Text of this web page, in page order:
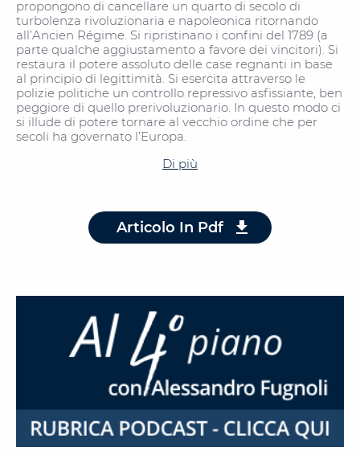
propongono di cancellare un quarto di secolo di
turbolenza rivoluzionaria e napoleonica ritornando
all’Ancien Régime. Si ripristinano i confini del 1789 (a
parte qualche aggiustamento a favore dei vincitori). Si
restaura il potere assoluto delle case regnanti in base
al principio di legittimità. Si esercita attraverso le
polizie politiche un controllo repressivo asfissiante, ben
peggiore di quello prerivoluzionario. In questo modo ci
si illude di potere tornare al vecchio ordine che per
secoli ha governato l’Europa.
Di più
Articolo In Pdf